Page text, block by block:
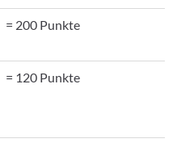
= 200 Punkte
= 120 Punkte